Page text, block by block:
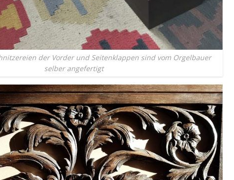
der Vorder und Seitenklappen sind vom Orgelbauer
selber angefertigt